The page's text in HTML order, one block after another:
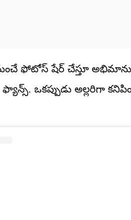
ఫోటోస్ షేర్ చేస్తూ
ఫ్యాన్స్. ఒకప్పుడు